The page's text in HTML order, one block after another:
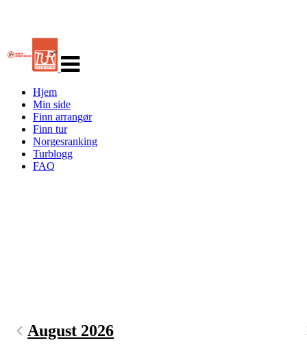
navigasjon
Hjem
Min side
Finn arrangør
Finn tur
Norgesranking
Turblogg
FAQ
August 2026